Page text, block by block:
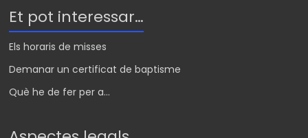
Et pot interessar…
Els horaris de misses
Demanar un certificat de baptisme
Què he de fer per a...